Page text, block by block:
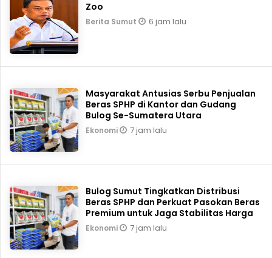
Zoo
Berita Sumut 6 jam lalu
Masyarakat Antusias Serbu Penjualan
Beras SPHP di Kantor dan Gudang
Bulog Se-Sumatera Utara
Ekonomi 7 jam lalu
Bulog Sumut Tingkatkan Distribusi
Beras SPHP dan Perkuat Pasokan Beras
Premium untuk Jaga Stabilitas Harga
Ekonomi 7 jam lalu